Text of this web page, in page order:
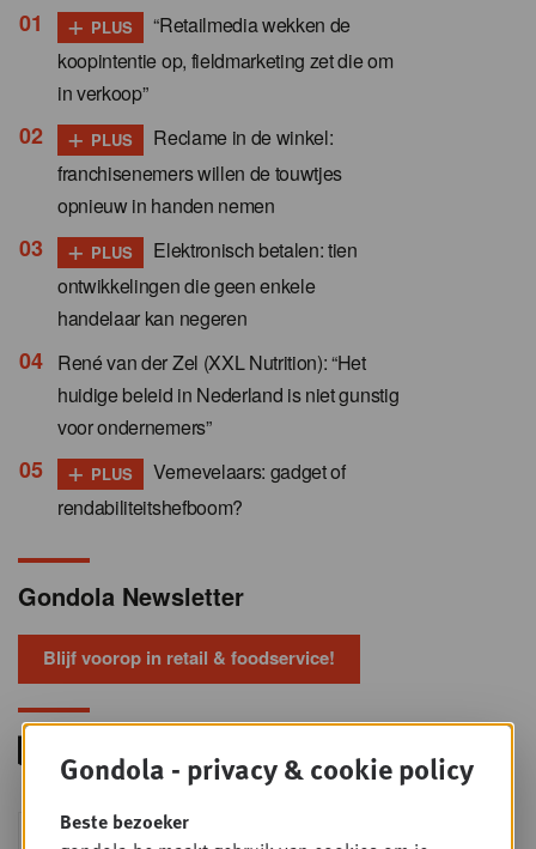
+ PLUS
“Retailmedia wekken de
koopintentie op, fieldmarketing zet die om
in verkoop”
+ PLUS
Reclame in de winkel:
franchisenemers willen de touwtjes
opnieuw in handen nemen
+ PLUS
Elektronisch betalen: tien
ontwikkelingen die geen enkele
handelaar kan negeren
René van der Zel (XXL Nutrition): “Het
huidige beleid in Nederland is niet gunstig
voor ondernemers”
+ PLUS
Vernevelaars: gadget of
rendabiliteitshefboom?
Gondola Newsletter
Blijf voorop in retail & foodservice!
Foodservice - Joint
Gondola - privacy & cookie policy
Beste bezoeker